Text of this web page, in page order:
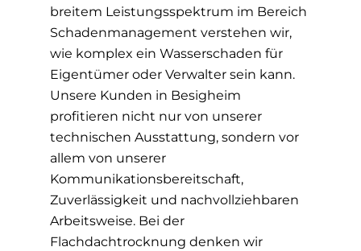
breitem Leistungsspektrum im Bereich
Schadenmanagement verstehen wir,
wie komplex ein Wasserschaden für
Eigentümer oder Verwalter sein kann.
Unsere Kunden in Besigheim
profitieren nicht nur von unserer
technischen Ausstattung, sondern vor
allem von unserer
Kommunikationsbereitschaft,
Zuverlässigkeit und nachvollziehbaren
Arbeitsweise. Bei der
Flachdachtrocknung denken wir